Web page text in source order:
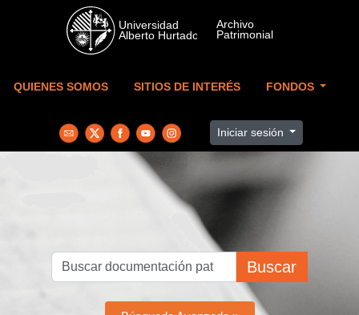
Skip to main content
QUIENES SOMOS SITIOS DE INTERÉS FONDOS
Iniciar sesión
Buscar